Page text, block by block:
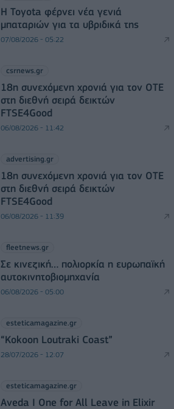
Η Toyota φέρνει νέα γενιά
μπαταριών για τα υβριδικά της
07/08/2026 - 05:22
csrnews.gr
18η συνεχόμενη χρονιά για τον ΟΤΕ
στη διεθνή σειρά δεικτών
FTSE4Good
06/08/2026 - 11:42
advertising.gr
18η συνεχόμενη χρονιά για τον ΟΤΕ
στη διεθνή σειρά δεικτών
FTSE4Good
06/08/2026 - 11:39
fleetnews.gr
Σε κινεζική… πολιορκία η ευρωπαϊκή
αυτοκινητοβιομηχανία
06/08/2026 - 05:00
esteticamagazine.gr
“Kokoon Loutraki Coast”
28/07/2026 - 12:07
esteticamagazine.gr
Aveda I One for All Leave in Elixir